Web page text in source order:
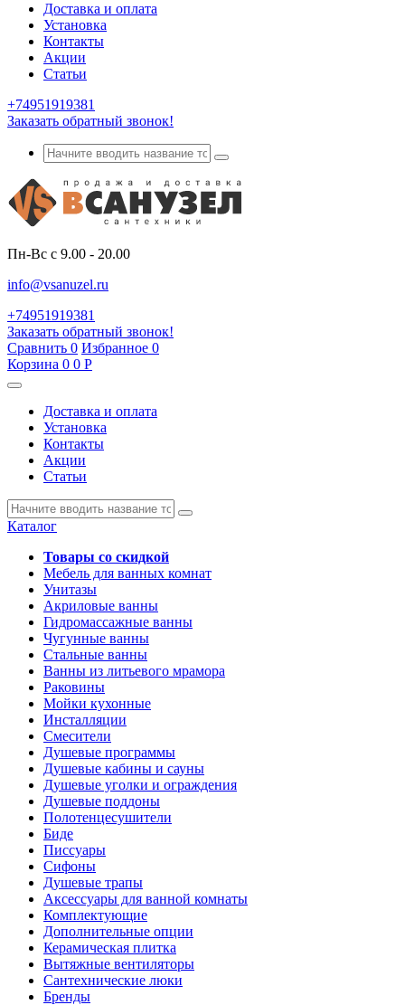
Доставка и оплата
Установка
Контакты
Акции
Статьи
+74951919381
Заказать обратный звонок!
Пн-Вс с 9.00 - 20.00
info@vsanuzel.ru
+74951919381
Заказать обратный звонок!
Сравнить 0 Избранное 0
Корзина 0 0 Р
Доставка и оплата
Установка
Контакты
Акции
Статьи
Каталог
Товары со скидкой
Мебель для ванных комнат
Унитазы
Акриловые ванны
Гидромассажные ванны
Чугунные ванны
Стальные ванны
Ванны из литьевого мрамора
Раковины
Мойки кухонные
Инсталляции
Смесители
Душевые программы
Душевые кабины и сауны
Душевые уголки и ограждения
Душевые поддоны
Полотенцесушители
Биде
Писсуары
Сифоны
Душевые трапы
Аксессуары для ванной комнаты
Комплектующие
Дополнительные опции
Керамическая плитка
Вытяжные вентиляторы
Сантехнические люки
Бренды